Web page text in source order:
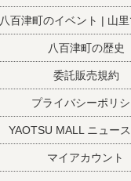
八百津町のイベント | 山
八百津町の歴史
委託販売規約
プライバシーポリ
YAOTSU MALL ニュー
マイアカウント